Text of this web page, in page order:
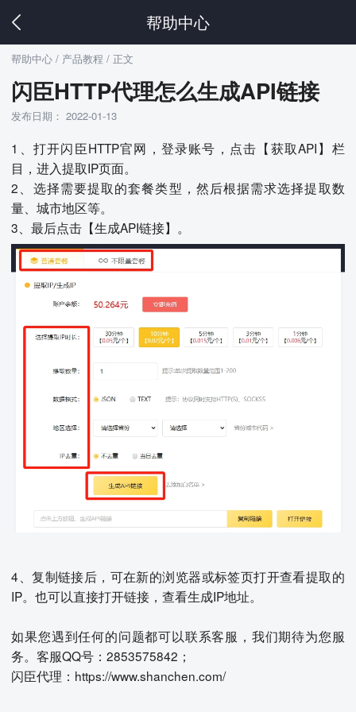
帮助中心
帮助中心 / 产品教程 / 正文
闪臣HTTP代理怎么生成API链接
发布日期： 2022-01-13
1、打开闪臣HTTP官网，登录账号，点击【获取API】栏
目，进入提取IP页面。
2、选择需要提取的套餐类型，然后根据需求选择提取数
量、城市地区等。
3、最后点击【生成API链接】。
4、复制链接后，可在新的浏览器或标签页打开查看提取的
IP。也可以直接打开链接，查看生成IP地址。
如果您遇到任何的问题都可以联系客服，我们期待为您服
务。客服QQ号：2853575842；
闪臣代理：https://www.shanchen.com/